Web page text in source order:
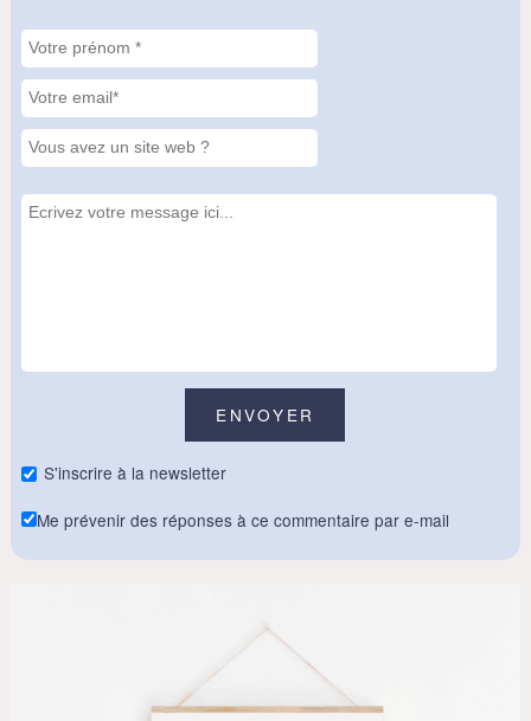
S'inscrire à la newsletter
Me prévenir des réponses à ce commentaire par e-mail